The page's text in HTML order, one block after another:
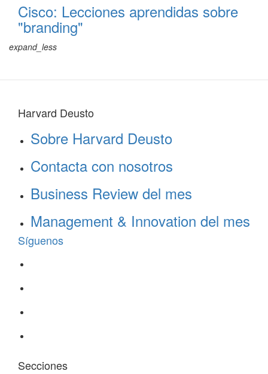
Cisco: Lecciones aprendidas sobre
"branding"
expand_less
Harvard Deusto
Sobre Harvard Deusto
Contacta con nosotros
Business Review del mes
Management & Innovation del mes
Síguenos
Secciones